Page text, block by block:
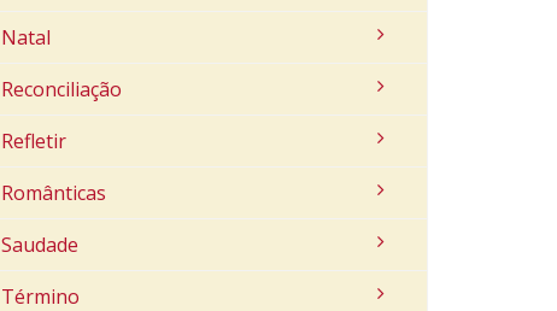
Natal
Reconciliação
Refletir
Românticas
Saudade
Término